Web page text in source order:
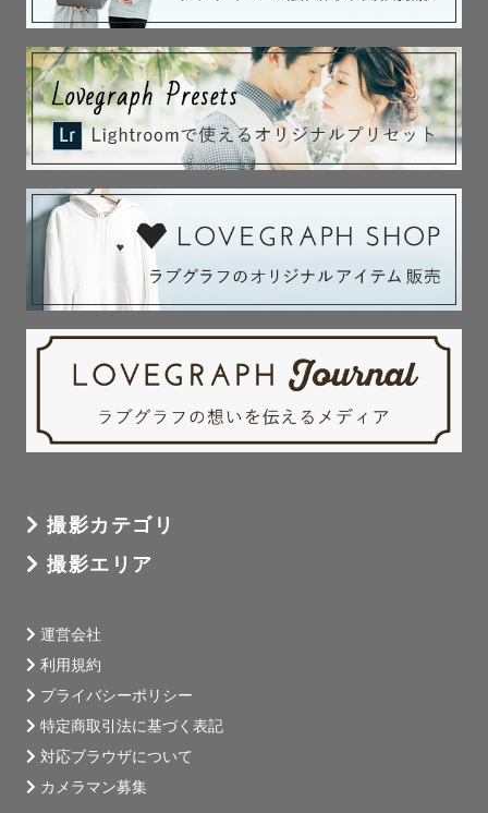
撮影カテゴリ
撮影エリア
運営会社
利用規約
プライバシーポリシー
特定商取引法に基づく表記
対応ブラウザについて
カメラマン募集